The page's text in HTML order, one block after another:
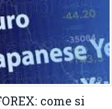
come si